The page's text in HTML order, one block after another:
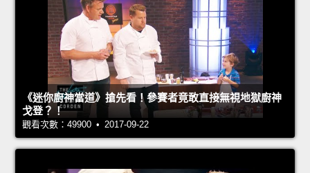
《迷你廚神當道》搶先看！參賽者竟敢直接無視地獄廚神
戈登？！
觀看次數：49900 • 2017-09-22